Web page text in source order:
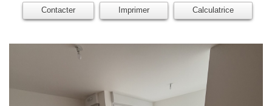
Contacter Imprimer Calculatrice